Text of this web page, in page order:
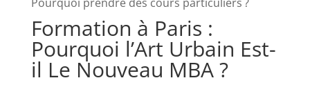
Formation à Paris :
Pourquoi l’Art Urbain Est-
il Le Nouveau MBA ?